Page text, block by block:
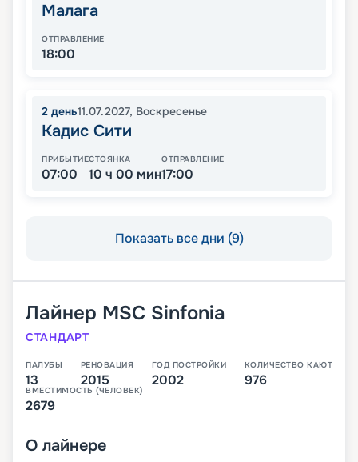
Малага
ОТПРАВЛЕНИЕ
18:00
2 день11.07.2027, Воскресенье
Кадис Сити
ПРИБЫТИЕ
07:00
СТОЯНКА
10 ч 00 мин
ОТПРАВЛЕНИЕ
17:00
Показать все дни (9)
Лайнер MSC Sinfonia
СТАНДАРТ
ПАЛУБЫ
13
РЕНОВАЦИЯ
2015
ГОД ПОСТРОЙКИ
2002
КОЛИЧЕСТВО КАЮТ
976
ВМЕСТИМОСТЬ (ЧЕЛОВЕК)
2679
О лайнере